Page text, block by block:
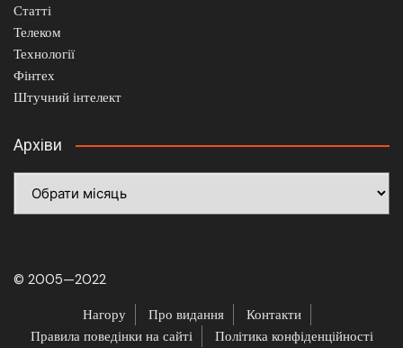
Статті
Телеком
Технології
Фінтех
Штучний інтелект
Архіви
© 2005—2022
Нагору
Про видання
Контакти
Правила поведінки на сайті
Політика конфіденційності